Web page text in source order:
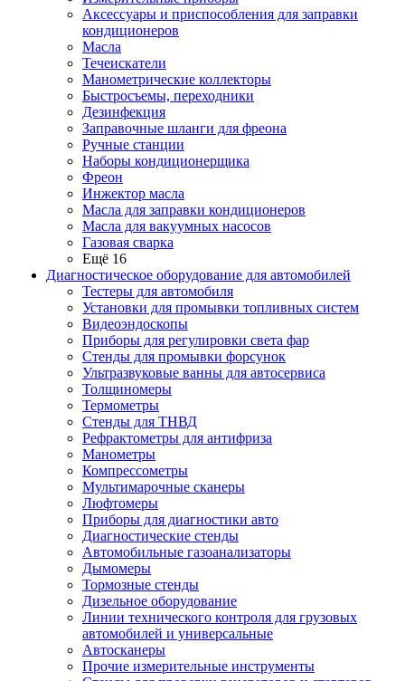
Аксессуары и приспособления для заправки
кондиционеров
Масла
Течеискатели
Манометрические коллекторы
Быстросъемы, переходники
Дезинфекция
Заправочные шланги для фреона
Ручные станции
Наборы кондиционерщика
Фреон
Инжектор масла
Масла для заправки кондиционеров
Масла для вакуумных насосов
Газовая сварка
Ещё 16
Диагностическое оборудование для автомобилей
Тестеры для автомобиля
Установки для промывки топливных систем
Видеоэндоскопы
Приборы для регулировки света фар
Стенды для промывки форсунок
Ультразвуковые ванны для автосервиса
Толщиномеры
Термометры
Стенды для ТНВД
Рефрактометры для антифриза
Манометры
Компрессометры
Мультимарочные сканеры
Люфтомеры
Приборы для диагностики авто
Диагностические стенды
Автомобильные газоанализаторы
Дымомеры
Тормозные стенды
Дизельное оборудование
Линии технического контроля для грузовых
автомобилей и универсальные
Автосканеры
Прочие измерительные инструменты